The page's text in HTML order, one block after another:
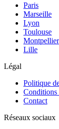
Paris
Marseille
Lyon
Toulouse
Montpellier
Lille
Légal
Politique
Conditions
Contact
Réseaux sociaux